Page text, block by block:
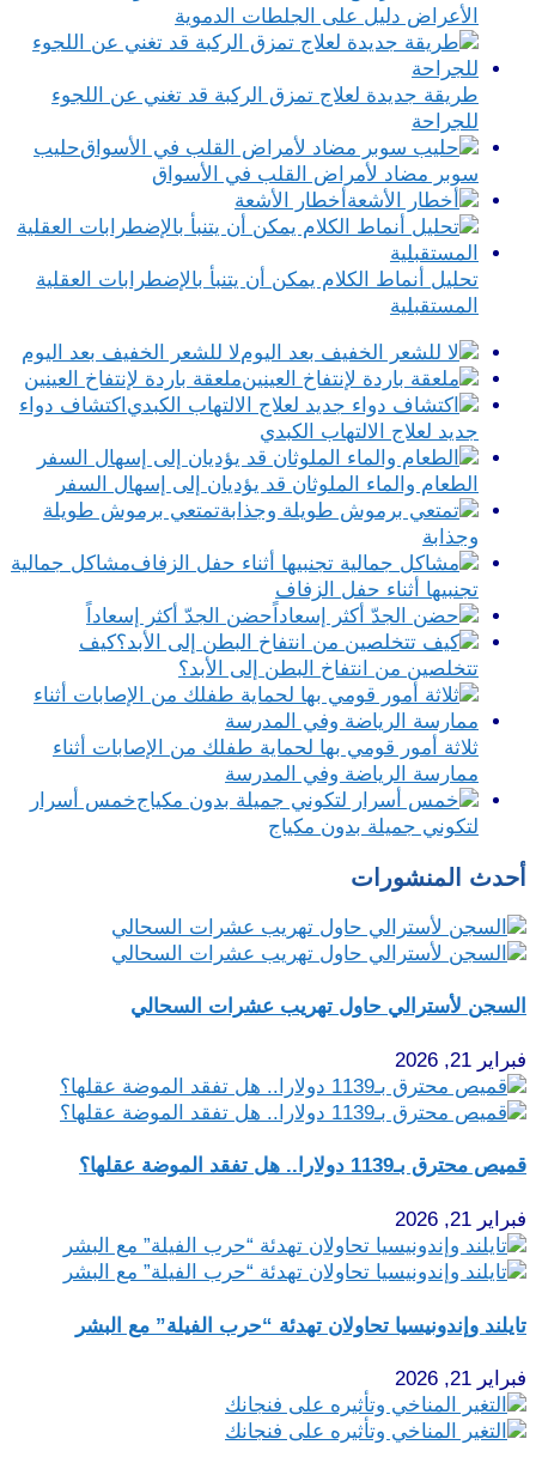
الأعراض دليل على الجلطات الدموية
طريقة جديدة لعلاج تمزق الركبة قد تغني عن اللجوء
للجراحة
حليب
سوبر مضاد لأمراض القلب في الأسواق
أخطار الأشعة
تحليل أنماط الكلام يمكن أن يتنبأ بالإضطرابات العقلية
المستقبلية
لا للشعر الخفيف بعد اليوم
ملعقة باردة لإنتفاخ العينين
اكتشاف دواء
جديد لعلاج الالتهاب الكبدي
الطعام والماء الملوثان قد يؤديان إلى إسهال السفر
تمتعي برموش طويلة
وجذابة
مشاكل جمالية
تجنبيها أثناء حفل الزفاف
حضن الجدّ أكثر إسعاداً
كيف
تتخلصين من انتفاخ البطن إلى الأبد؟
ثلاثة أمور قومي بها لحماية طفلك من الإصابات أثناء
ممارسة الرياضة وفي المدرسة
خمس أسرار
لتكوني جميلة بدون مكياج
أحدث المنشورات
السجن لأسترالي حاول تهريب عشرات السحالي
فبراير 21, 2026
قميص محترق بـ1139 دولارا.. هل تفقد الموضة عقلها؟
فبراير 21, 2026
تايلند وإندونيسيا تحاولان تهدئة “حرب الفيلة” مع البشر
فبراير 21, 2026